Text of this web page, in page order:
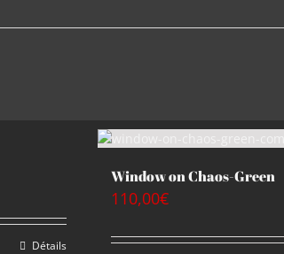
Détails
Window on Chaos-Green
110,00€